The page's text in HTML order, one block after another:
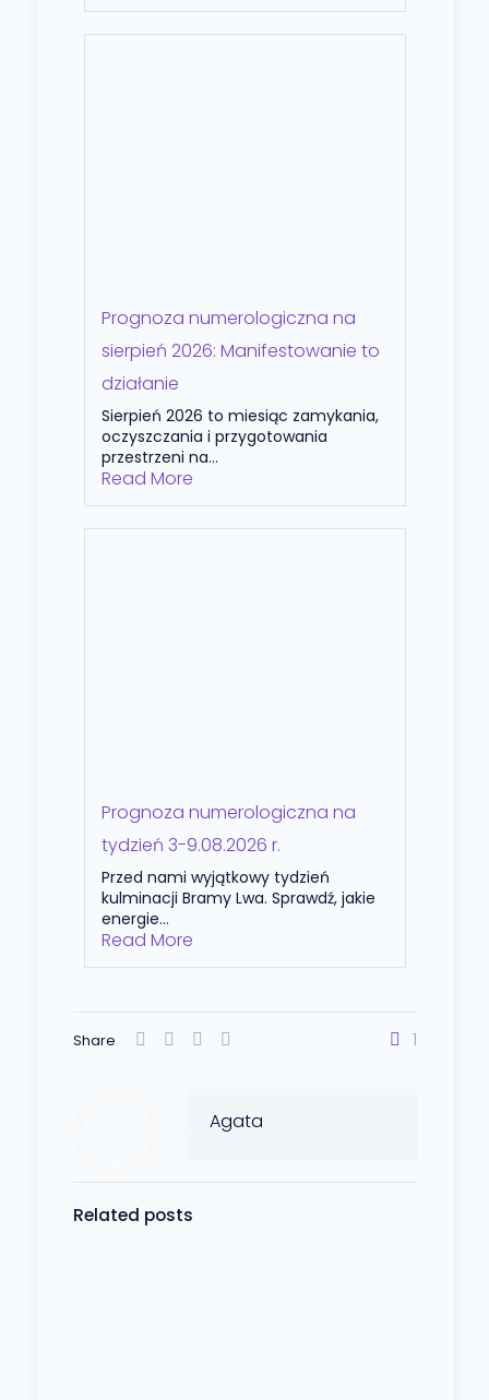
Prognoza numerologiczna na
sierpień 2026: Manifestowanie to
działanie
Sierpień 2026 to miesiąc zamykania,
oczyszczania i przygotowania
przestrzeni na...
Read More
Prognoza numerologiczna na
tydzień 3-9.08.2026 r.
Przed nami wyjątkowy tydzień
kulminacji Bramy Lwa. Sprawdź, jakie
energie...
Read More
Share 1
Agata
Related posts